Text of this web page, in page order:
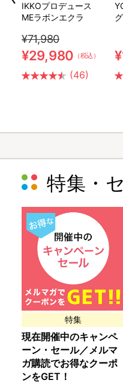
IKKOプロデュース
MEラボンエクラ
¥71,980
¥29,980 （税込）
(46)
特集・
特集
現在開催中のキャンペ
ーン・セール／メルマ
ガ購読でお得なクーポ
ンをGET！